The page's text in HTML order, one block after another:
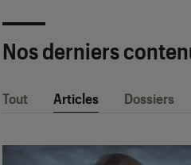
Nos derniers
Tout Articles Dossiers